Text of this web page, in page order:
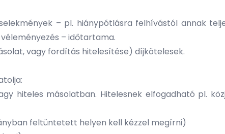
– pl. hiánypótlásra felhívástól annak
– időtartama.
vagy fordítás hitelesítése) díjkötelesek.
hiteles másolatban. Hitelesnek elfogadható pl.
feltüntetett helyen kell kézzel megírni)